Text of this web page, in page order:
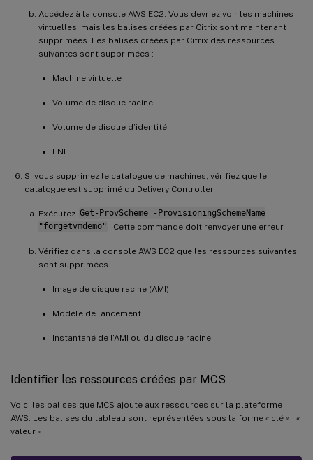
Accédez à la console AWS EC2. Vous devriez voir les machines
virtuelles, mais les balises créées par Citrix sont maintenant
supprimées. Les balises créées par Citrix des ressources
suivantes sont supprimées :
Machine virtuelle
Volume de disque racine
Volume de disque d’identité
ENI
Si vous supprimez le catalogue de machines, vérifiez que le
catalogue est supprimé du Delivery Controller.
Exécutez Get-ProvScheme -ProvisioningSchemeName
"forgetvmdemo"
. Cette commande doit renvoyer une erreur.
Vérifiez dans la console AWS EC2 que les ressources suivantes
sont supprimées.
Image de disque racine (AMI)
Modèle de lancement
Instantané de l’AMI ou du disque racine
Identifier les ressources créées par MCS
Voici les balises que MCS ajoute aux ressources sur la plateforme
AWS. Les balises du tableau sont représentées sous la forme « clé » : «
valeur ».